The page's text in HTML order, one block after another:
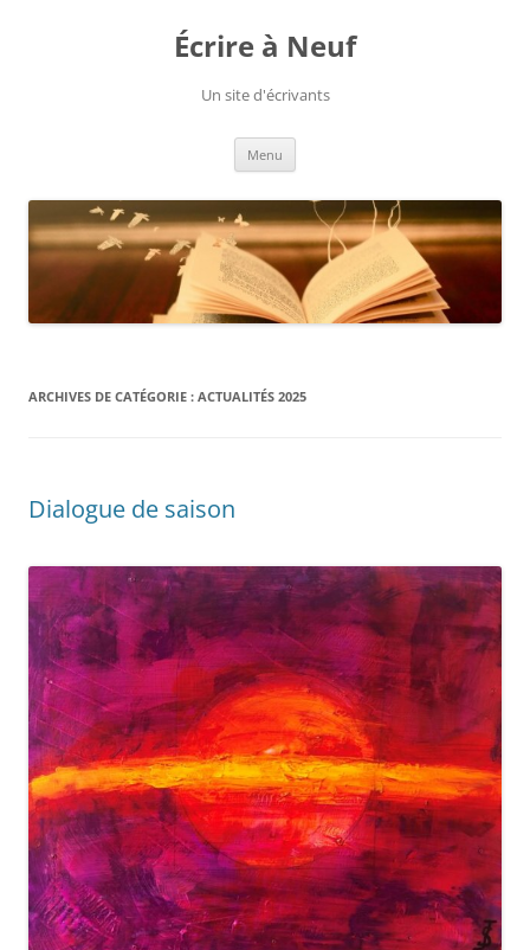
Écrire à Neuf
Un site d'écrivants
Menu
ARCHIVES DE CATÉGORIE : ACTUALITÉS 2025
Dialogue de saison